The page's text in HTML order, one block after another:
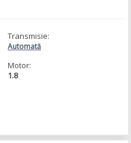
Transmisie:
Automată
Motor:
1.8